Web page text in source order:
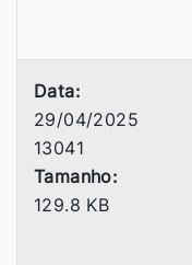
Data:
29/04/2025
13041
Tamanho:
129.8 KB